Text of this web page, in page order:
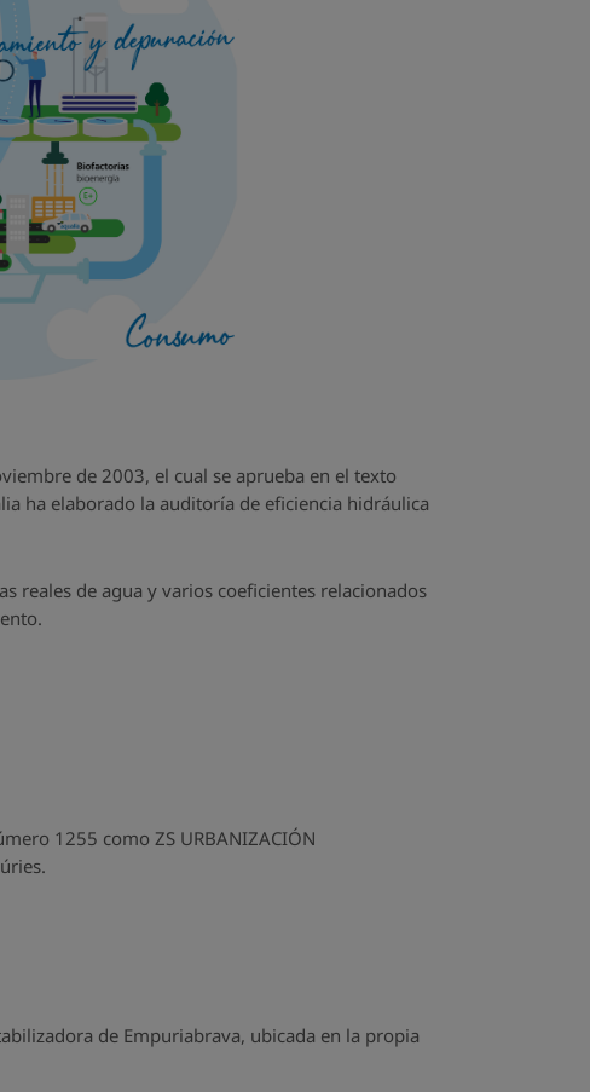
de 2003, el cual se aprueba en el texto
ha elaborado la auditoría de eficiencia hidráulica
reales de agua y varios coeficientes relacionados
1255 como ZS URBANIZACIÓN
de Empuriabrava, ubicada en la propia